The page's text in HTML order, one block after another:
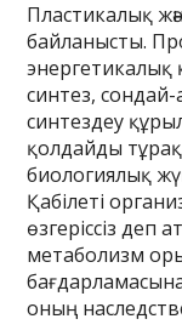
Пластикалық
байланысты.
энергетикалық
синтез, сондай-
синтездеу
қолдайды
биологиялық
Қабілеті
өзгеріссіз деп
метаболизм
оның